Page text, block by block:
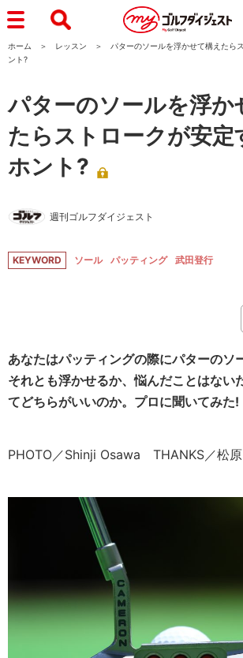
ホーム レッスン
パターのソールを浮かせて構えたら
ント?
パターのソールを浮か
たらストロークが安定
ホント?
週刊ゴルフダイジェスト
KEYWORD ソール パッティング 武田登行
あなたはパッティングの際にパターのソ
それとも浮かせるか、悩んだことはない
てどちらがいいのか。プロに聞いてみた!
PHOTO／Shinji Osawa THANKS／松